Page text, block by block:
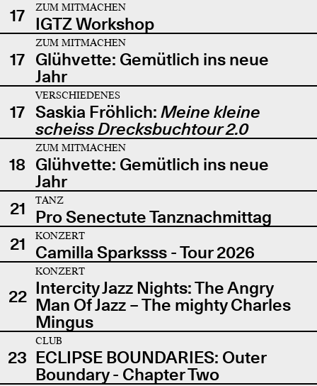
17
ZUM MITMACHEN
IGTZ Workshop
17
ZUM MITMACHEN
Glühvette: Gemütlich ins neue
Jahr
17
VERSCHIEDENES
Saskia Fröhlich: Meine kleine
scheiss Drecksbuchtour 2.0
18
ZUM MITMACHEN
Glühvette: Gemütlich ins neue
Jahr
21
TANZ
Pro Senectute Tanznachmittag
21
KONZERT
Camilla Sparksss - Tour 2026
22
KONZERT
Intercity Jazz Nights: The Angry
Man Of Jazz – The mighty Charles
Mingus
23
CLUB
ECLIPSE BOUNDARIES: Outer
Boundary - Chapter Two